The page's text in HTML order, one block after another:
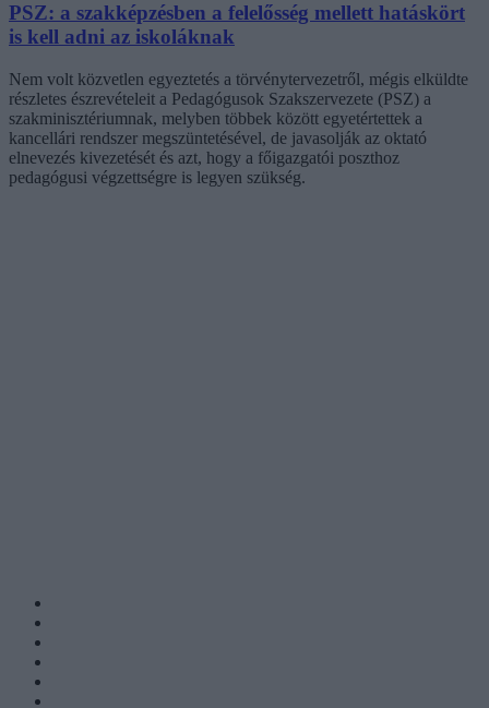
PSZ: a szakképzésben a felelősség mellett hatáskört
is kell adni az iskoláknak
Nem volt közvetlen egyeztetés a törvénytervezetről, mégis elküldte
részletes észrevételeit a Pedagógusok Szakszervezete (PSZ) a
szakminisztériumnak, melyben többek között egyetértettek a
kancellári rendszer megszüntetésével, de javasolják az oktató
elnevezés kivezetését és azt, hogy a főigazgatói poszthoz
pedagógusi végzettségre is legyen szükség.